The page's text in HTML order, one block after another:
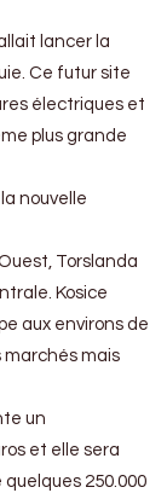
lancer la
Ce futur site
électriques et
plus grande
nouvelle
Torslanda
Kosice
aux environs de
marchés mais
un
et elle sera
250.000